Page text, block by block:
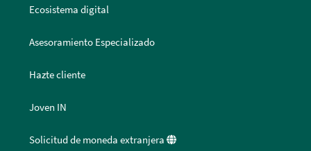
Ecosistema digital
Asesoramiento Especializado
Hazte cliente
Joven IN
Solicitud de moneda extranjera